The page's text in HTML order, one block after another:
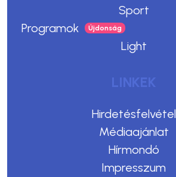
Sport
Programok
Light
LINKEK
Hirdetésfelvétel
Médiaajánlat
Hírmondó
Impresszum